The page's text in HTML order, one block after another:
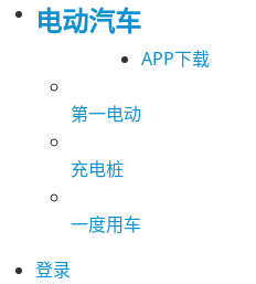
电动汽车
APP下载
第一电动
充电桩
一度用车
登录